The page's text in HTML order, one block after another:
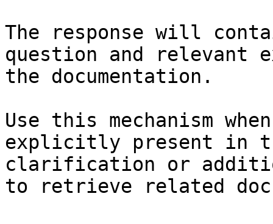
The response will
question and relevant
the documentation.
Use this mechanism
explicitly present in
clarification or